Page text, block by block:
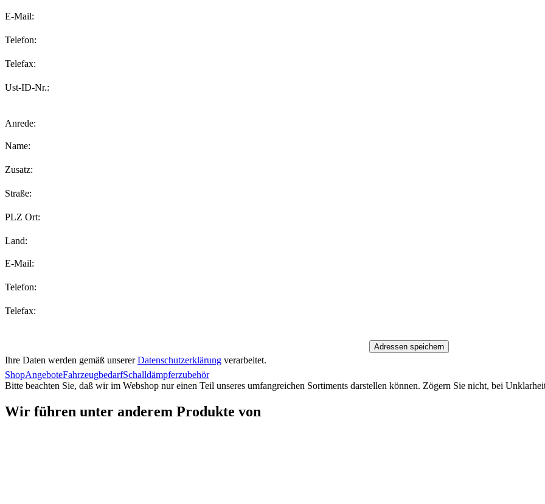
E-Mail:
Telefon:
Telefax:
Ust-ID-Nr.:
Anrede:
Name:
Zusatz:
Straße:
PLZ Ort:
Land:
E-Mail:
Telefon:
Telefax:
Ihre Daten werden gemäß unsererDatenschutzerklärung verarbeitet.
ShopAngeboteFahrzeugbedarfSchalldämpferzubehör
Bitte beachten Sie, daß wir im Webshop nur einen Teil unseres umfangreichen Sortiments darstellen können. Zögern Sie nicht, bei
Wir führen unter anderem Produkte von